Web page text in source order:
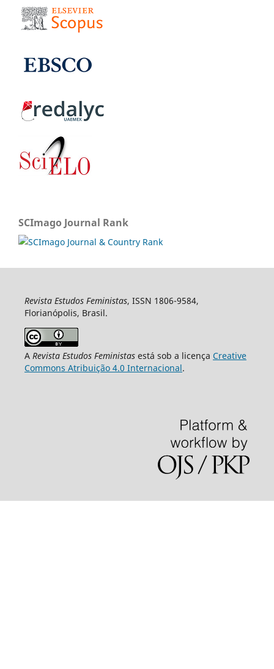
SCImago Journal Rank
Revista Estudos Feministas, ISSN 1806-9584,
Florianópolis, Brasil.
A Revista Estudos Feministasestá sob a licença Creative
Commons Atribuição 4.0 Internacional.